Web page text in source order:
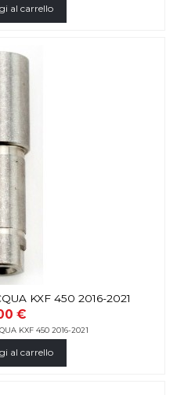
al carrello
KXF 450 2016-2021
€
KXF 450 2016-2021
al carrello